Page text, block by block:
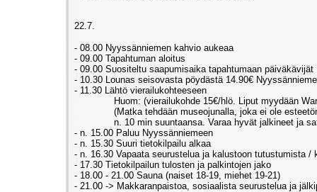
22.7.
- 08.00 Nyyssänniemen kahvio aukeaa
- 09.00 Tapahtuman aloitus
- 09.00 Suositeltu saapumisaika tapahtumaan päiväkävijät
- 10.30 Lounas seisovasta pöydästä 14.90€
- 11.30 Lähtö vierailukohteeseen
Huom: (vierailukohde 15€/hlö. Liput myydään
(Matka tehdään museojunalla, joka ei ole
n. 10 min suuntaansa. Varaa hyvät jalkineet ja
- n. 15.00 Paluu Nyyssänniemeen
- n. 15.30 Suuri tietokilpailu alkaa
- n. 16.30 Vapaata seurustelua ja kalustoon tutustumista /
- 17.30 Tietokilpailun tulosten ja palkintojen jako
- 18.00 - 21.00 Sauna (naiset 18-19, miehet 19-21)
- 21.00 -> Makkaranpaistoa, sosiaalista seurustelua ja